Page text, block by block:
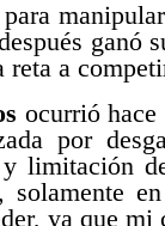
a
ocurrió
por
limitación
solamente
ya que